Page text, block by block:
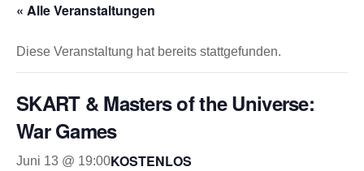
« Alle Veranstaltungen
Diese Veranstaltung hat bereits stattgefunden.
SKART & Masters of the Universe:
War Games
Juni 13 @ 19:00KOSTENLOS